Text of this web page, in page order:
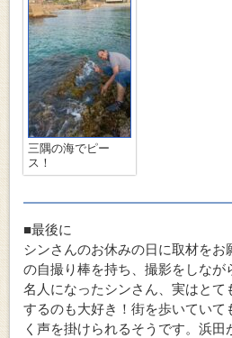
三隅の海でピー
ス！
■最後に
シンさんのお休みの日に取材をお
の自撮り棒を持ち、撮影をしなが
名人になったシンさん、実はとて
するのも大好き！街を歩いていて
く声を掛けられるそうです。浜田